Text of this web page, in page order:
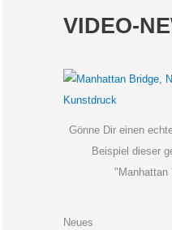
VIDEO-
Gönne Dir einen
Beispiel dieser
"Manhattan
Neues